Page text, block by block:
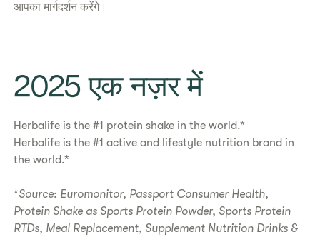
आपका मार्गदर्शन करेंगे।
​2025 एक नज़र में
Herbalife is the #1 protein shake in the world.*
Herbalife is the #1 active and lifestyle nutrition brand in
the world.*
*Source: Euromonitor, Passport Consumer Health,
Protein Shake as Sports Protein Powder, Sports Protein
RTDs, Meal Replacement, Supplement Nutrition Drinks &